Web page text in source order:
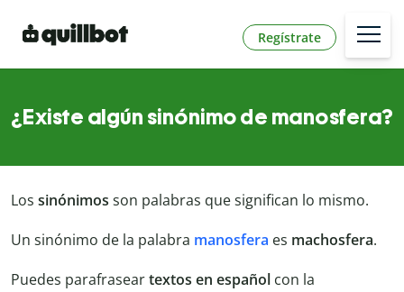
Regístrate
¿Existe algún sinónimo de manosfera?
Los sinónimos son palabras que significan lo mismo.
Un sinónimo de la palabra manosfera es machosfera.
Puedes parafraseartextos en español con la